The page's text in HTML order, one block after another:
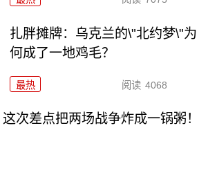
扎胖摊牌：乌克兰的\"北约梦\"为
何成了一地鸡毛？
最热 阅读 4068
次差点把两场战争炸成一锅粥！